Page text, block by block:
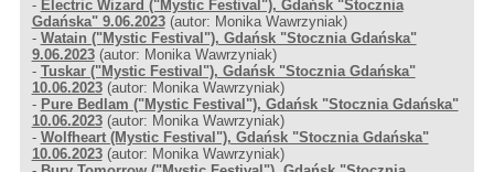
- Electric Wizard ("Mystic Festival"), Gdańsk "Stocznia
Gdańska" 9.06.2023(autor: Monika Wawrzyniak)
- Watain ("Mystic Festival"), Gdańsk "Stocznia Gdańska"
9.06.2023(autor: Monika Wawrzyniak)
- Tuskar ("Mystic Festival"), Gdańsk "Stocznia Gdańska"
10.06.2023(autor: Monika Wawrzyniak)
- Pure Bedlam ("Mystic Festival"), Gdańsk "Stocznia Gdańska"
10.06.2023(autor: Monika Wawrzyniak)
- Wolfheart (Mystic Festival"), Gdańsk "Stocznia Gdańska"
10.06.2023(autor: Monika Wawrzyniak)